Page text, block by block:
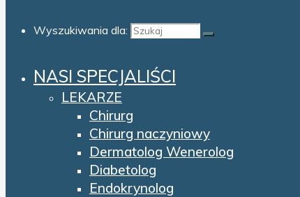
Wyszukiwania dla:
NASI SPECJALIŚCI
LEKARZE
Chirurg
Chirurg naczyniowy
Dermatolog Wenerolog
Diabetolog
Endokrynolog